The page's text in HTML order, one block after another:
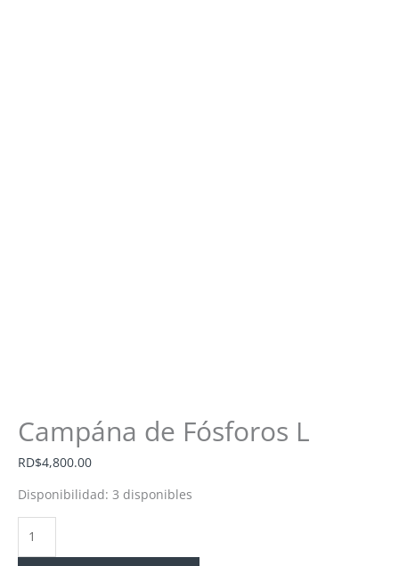
Campána de Fósforos L
RD$4,800.00
Disponibilidad: 3 disponibles